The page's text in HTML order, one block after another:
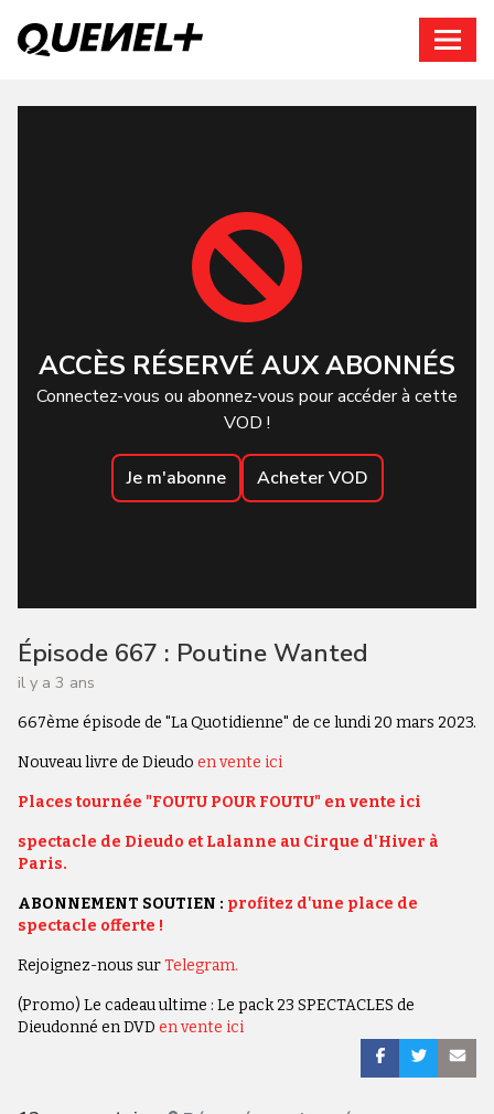
ACCÈS RÉSERVÉ AUX ABONNÉS
Connectez-vous ou abonnez-vous pour accéder à cette
VOD !
Je m'abonne Acheter VOD
Épisode 667 : Poutine Wanted
il y a 3 ans
667ème épisode de "La Quotidienne" de ce lundi 20 mars 2023.
Nouveau livre de Dieudo en vente ici
Places tournée "FOUTU POUR FOUTU" en vente ici
spectacle de Dieudo et Lalanne au Cirque d'Hiver à
Paris.
ABONNEMENT SOUTIEN : profitez d'une place de
spectacle offerte !
Rejoignez-nous surTelegram.
(Promo) Le cadeau ultime : Le pack 23 SPECTACLES de
Dieudonné en DVD en vente ici